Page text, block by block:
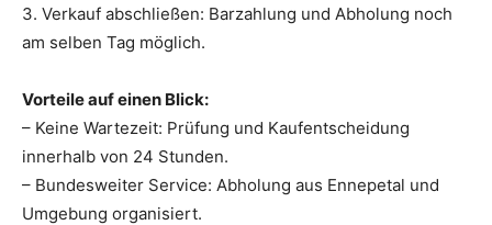
3. Verkauf abschließen: Barzahlung und Abholung noch
am selben Tag möglich.
Vorteile auf einen Blick:
– Keine Wartezeit: Prüfung und Kaufentscheidung
innerhalb von 24 Stunden.
– Bundesweiter Service: Abholung aus Ennepetal und
Umgebung organisiert.